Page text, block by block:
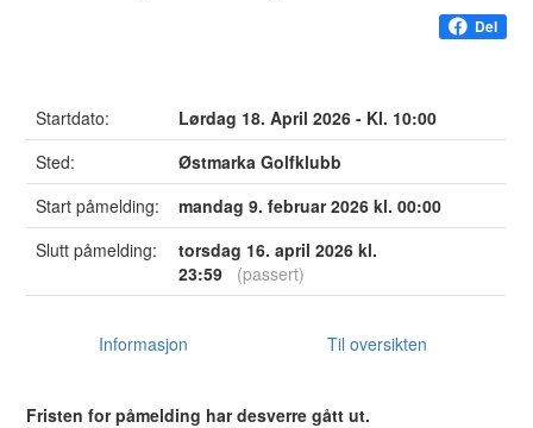
Del
Startdato:
Lørdag 18. April 2026 - Kl. 10:00
Sted:
Østmarka Golfklubb
Start påmelding:
mandag 9. februar 2026 kl. 00:00
Slutt påmelding:
torsdag 16. april 2026 kl.
23:59 (passert)
Informasjon Til oversikten
Fristen for påmelding har desverre gått ut.